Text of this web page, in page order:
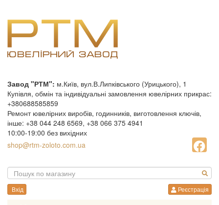
Завод "РТМ": м.Київ, вул.В.Липківського (Урицького), 1
Купівля, обмін та індивідуальні замовлення ювелірних прикрас:
+380688585859
Ремонт ювелірних виробів, годинників, виготовлення ключів,
інше: +38 044 248 6569, +38 066 375 4941
10:00-19:00 без вихідних
shop@rtm-zoloto.com.ua
Вхід Реєстрація